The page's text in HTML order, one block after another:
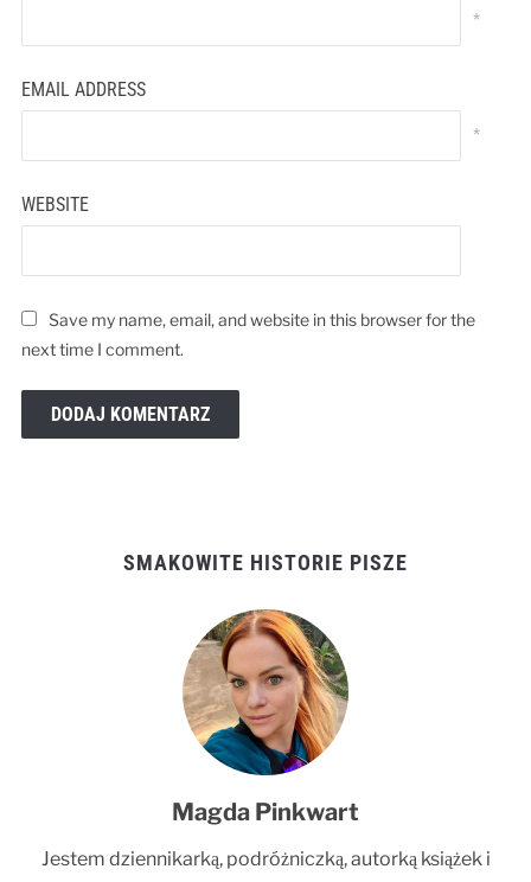
*
EMAIL ADDRESS
*
WEBSITE
Save my name, email, and website in this browser for the
next time I comment.
SMAKOWITE HISTORIE PISZE
Magda Pinkwart
Jestem dziennikarką, podróżniczką, autorką książek i